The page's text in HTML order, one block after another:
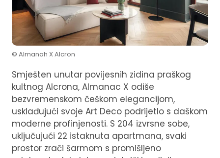
© Almanah X Alcron
Smješten unutar povijesnih zidina praškog
kultnog Alcrona, Almanac X odiše
bezvremenskom češkom elegancijom,
usklađujući svoje Art Deco podrijetlo s daškom
moderne profinjenosti. S 204 izvrsne sobe,
uključujući 22 istaknuta apartmana, svaki
prostor zrači šarmom s promišljeno